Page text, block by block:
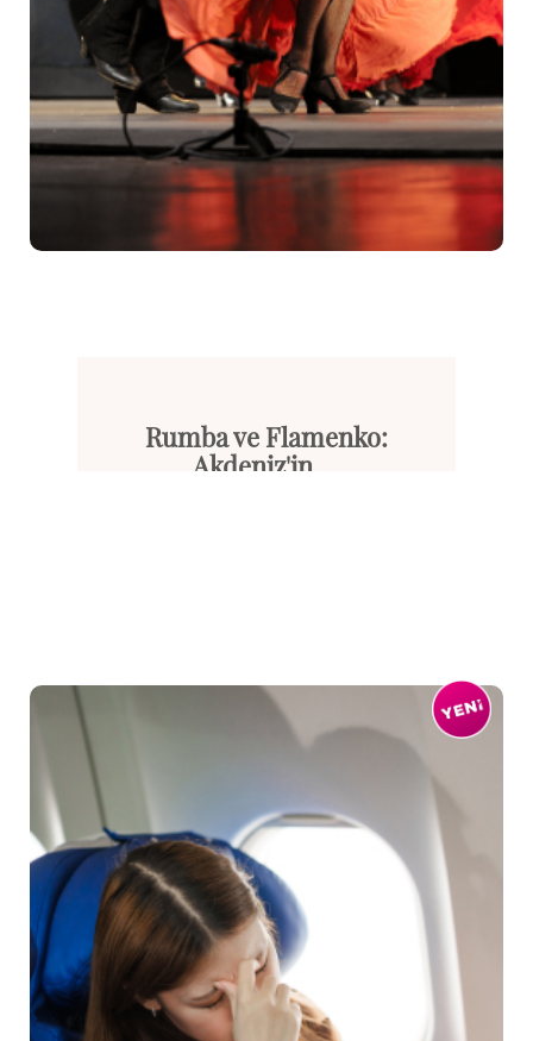
Rumba ve Flamenko:
Akdeniz'in ...